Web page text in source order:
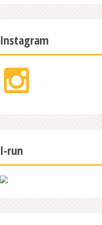
Instagram
Instagram
I-run